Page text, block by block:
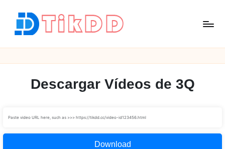
contenido
k
Descargar Vídeos de 3Q
Download